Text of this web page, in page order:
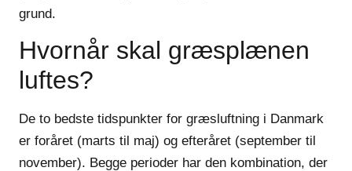
grund.
Hvornår skal græsplænen
luftes?
De to bedste tidspunkter for græsluftning i Danmark
er foråret (marts til maj) og efteråret (september til
november). Begge perioder har den kombination, der